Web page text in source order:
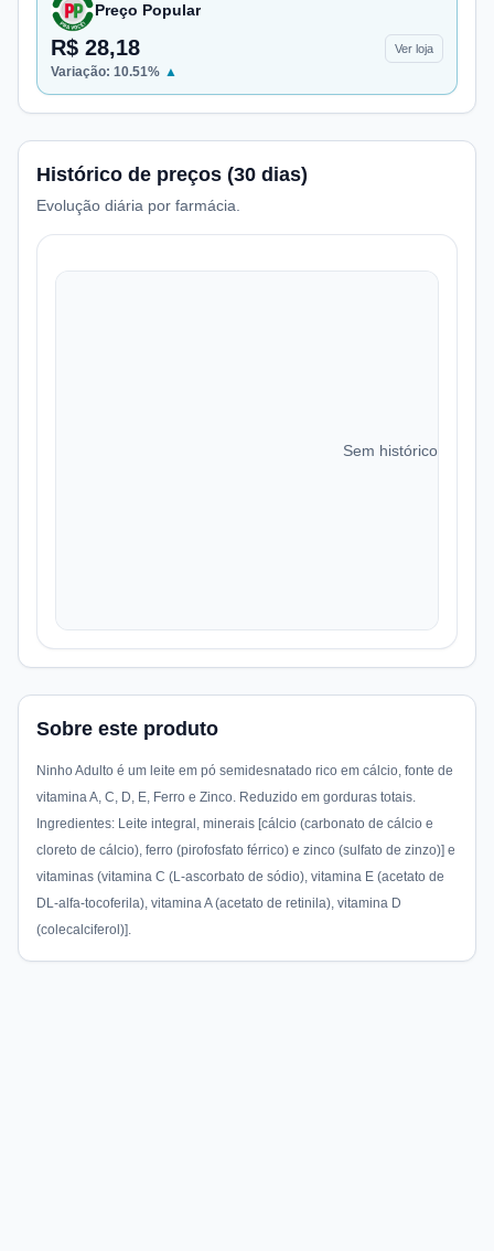
Preço Popular
R$ 28,18 Ver loja
Variação: 10.51% ▲
Histórico de preços (30 dias)
Evolução diária por farmácia.
Sem histórico de
Sobre este produto
Ninho Adulto é um leite em pó semidesnatado rico em cálcio, fonte de
vitamina A, C, D, E, Ferro e Zinco. Reduzido em gorduras totais.
Ingredientes: Leite integral, minerais [cálcio (carbonato de cálcio e
cloreto de cálcio), ferro (pirofosfato férrico) e zinco (sulfato de zinzo)] e
vitaminas (vitamina C (L-ascorbato de sódio), vitamina E (acetato de
DL-alfa-tocoferila), vitamina A (acetato de retinila), vitamina D
(colecalciferol)].